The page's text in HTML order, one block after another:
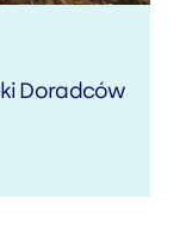
Doradców